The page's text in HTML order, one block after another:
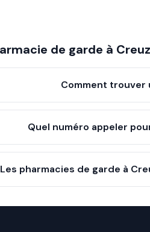
de garde à
Comment trouver
Quel numéro appeler
Les pharmacies de garde à